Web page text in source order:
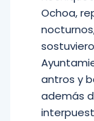
Ochoa,
antros y
además